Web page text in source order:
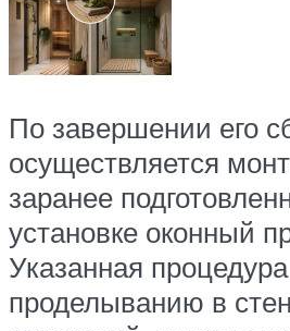
По завершении его
осуществляется
заранее
установке оконный
Указанная
проделыванию в